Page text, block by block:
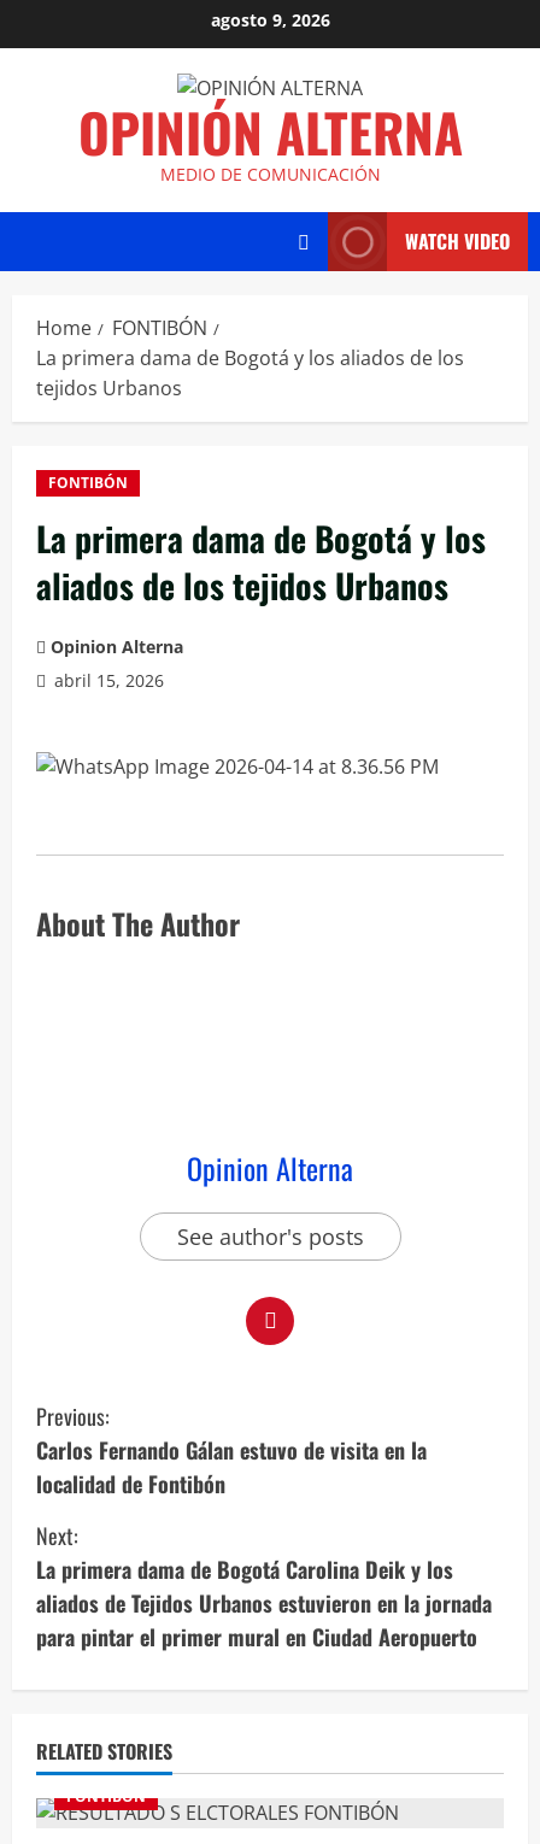
agosto 9, 2026
OPINIÓN ALTERNA
MEDIO DE COMUNICACIÓN
WATCH VIDEO
Home
FONTIBÓN
La primera dama de Bogotá y los aliados de los
tejidos Urbanos
FONTIBÓN
La primera dama de Bogotá y los
aliados de los tejidos Urbanos
Opinion Alterna
abril 15, 2026
About The Author
Opinion Alterna
See author's posts
Previous:
Carlos Fernando Gálan estuvo de visita en la
localidad de Fontibón
Next:
La primera dama de Bogotá Carolina Deik y los
aliados de Tejidos Urbanos estuvieron en la jornada
para pintar el primer mural en Ciudad Aeropuerto
RELATED STORIES
FONTIBÓN